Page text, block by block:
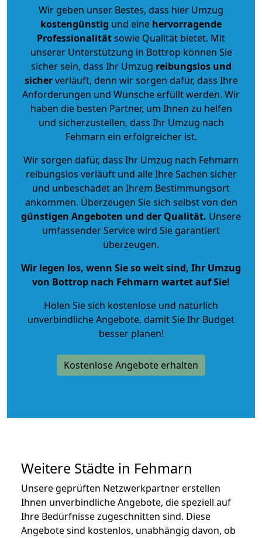
Wir geben unser Bestes, dass hier Umzug
kostengünstig und eine hervorragende
Professionalitätsowie Qualität bietet. Mit
unserer Unterstützung in Bottrop können Sie
sicher sein, dass Ihr Umzug reibungslos und
sicherverläuft, denn wir sorgen dafür, dass Ihre
Anforderungen und Wünsche erfüllt werden. Wir
haben die besten Partner, um Ihnen zu helfen
und sicherzustellen, dass Ihr Umzug nach
Fehmarn ein erfolgreicher ist.
Wir sorgen dafür, dass Ihr Umzug nach Fehmarn
reibungslos verläuft und alle Ihre Sachen sicher
und unbeschadet an Ihrem Bestimmungsort
ankommen. Überzeugen Sie sich selbst von den
günstigen Angeboten und der Qualität. Unsere
umfassender Service wird Sie garantiert
überzeugen.
Wir legen los, wenn Sie so weit sind, Ihr Umzug
von Bottrop nach Fehmarn wartet auf Sie!
Holen Sie sich kostenlose und natürlich
unverbindliche Angebote, damit Sie Ihr Budget
besser planen!
Kostenlose Angebote erhalten
Weitere Städte in Fehmarn
Unsere geprüften Netzwerkpartner erstellen
Ihnen unverbindliche Angebote, die speziell auf
Ihre Bedürfnisse zugeschnitten sind. Diese
Angebote sind kostenlos, unabhängig davon, ob